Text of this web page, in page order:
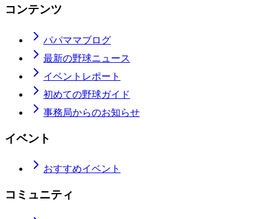
コンテンツ
パパママブログ
最新の野球ニュース
イベントレポート
初めての野球ガイド
事務局からのお知らせ
イベント
おすすめイベント
コミュニティ